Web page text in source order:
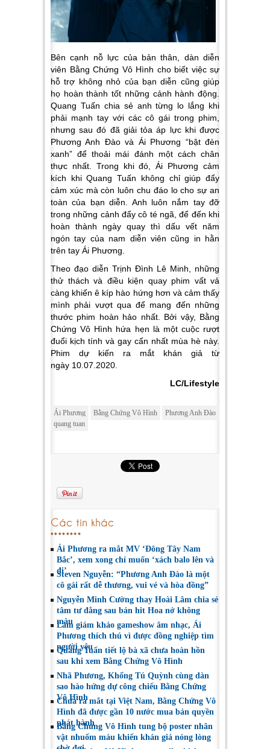
Bên cạnh nỗ lực của bản thân, dàn diễn
viên Bằng Chứng Vô Hình cho biết việc sự
hỗ trợ không nhỏ của bạn diễn cũng giúp
họ hoàn thành tốt những cảnh hành động.
Quang Tuấn chia sẻ anh từng lo lắng khi
phải mạnh tay với các cô gái trong phim,
nhưng sau đó đã giải tỏa áp lực khi được
Phương Anh Đào và Ái Phương “bật đèn
xanh” để thoải mái đánh một cách chân
thực nhất. Trong khi đó, Ái Phương cảm
kích khi Quang Tuấn không chỉ giúp đẩy
cảm xúc mà còn luôn chu đáo lo cho sự an
toàn của bạn diễn. Anh luôn nắm tay đỡ
trong những cảnh đẩy cô té ngã, để đến khi
hoàn thành ngày quay thì dấu vết năm
ngón tay của nam diễn viên cũng in hằn
trên tay Ái Phương.
Theo đạo diễn Trịnh Đình Lê Minh, những
thử thách và điều kiện quay phim vất vả
càng khiến ê kíp hào hứng hơn và cảm thấy
mình phải vượt qua để mang đến những
thước phim hoàn hảo nhất. Bởi vậy, Bằng
Chứng Vô Hình hứa hẹn là một cuộc rượt
đuổi kịch tính và gay cấn nhất mùa hè này.
Phim dự kiến ra mắt khán giả từ
ngày 10.07.2020.
LC/Lifestyle
Ái Phương Bằng Chứng Vô Hình
Phương Anh Đào
quang tuan
Các tin khác
Ái Phương ra mắt MV ‘Đông Tây Nam
Bắc’, xem xong chỉ muốn ‘xách balo lên và
đi’
Steven Nguyễn: “Phương Anh Đào là một
cô gái rất dễ thương, vui vẻ và hòa đồng”
Nguyễn Minh Cường thay Hoài Lâm chia sẻ
tâm tư đằng sau bản hit Hoa nở không
màu
Làm giám khảo gameshow âm nhạc, Ái
Phương thích thú vì được đồng nghiệp tìm
người yêu
Quang Tuấn tiết lộ bà xã chưa hoàn hồn
sau khi xem Bằng Chứng Vô Hình
Nhã Phương, Khổng Tú Quỳnh cùng dàn
sao hào hứng dự công chiếu Bằng Chứng
Vô Hình
Chưa ra mắt tại Việt Nam, Bằng Chứng Vô
Hình đã được gần 10 nước mua bản quyền
phát hành
Bằng Chứng Vô Hình tung bộ poster nhân
vật nhuốm máu khiến khán giả nóng lòng